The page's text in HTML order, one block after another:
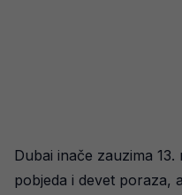
Dubai inače zauzima
pobjeda i devet poraza,